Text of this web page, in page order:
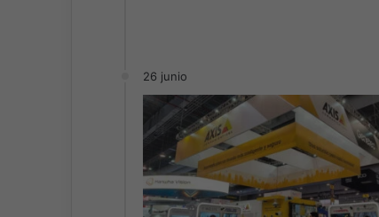
26 junio